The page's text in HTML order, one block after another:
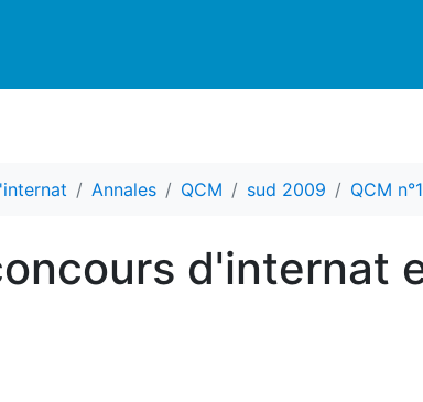
Annales QCM sud 2009 QCM
d'internat